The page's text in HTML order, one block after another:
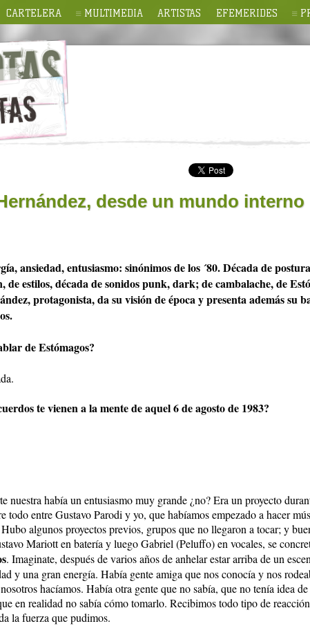
CARTELERA MULTIMEDIA ARTISTAS EFEMERIDES
desde un mundo interno
ansiedad, entusiasmo: sinónimos de los ´80. Década de
de estilos, década de sonidos punk, dark; de cambalache, de
protagonista, da su visión de época y presenta además su
de Estómagos?
te vienen a la mente de aquel 6 de agosto de 1983?
nuestra había un entusiasmo muy grande ¿no? Era un proyecto
todo entre Gustavo Parodi y yo, que habíamos empezado a hacer
Hubo algunos proyectos previos, grupos que no llegaron a tocar; y
Mariott en batería y luego Gabriel (Peluffo) en vocales, se
. Imaginate, después de varios años de anhelar estar arriba de un
y una gran energía. Había gente amiga que nos conocía y nos
hacíamos. Había otra gente que no sabía, que no tenía idea
en realidad no sabía cómo tomarlo. Recibimos todo tipo de
la fuerza que pudimos.